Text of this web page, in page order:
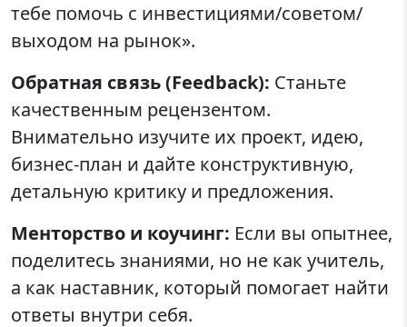
тебе помочь с инвестициями/советом/
выходом на рынок».
Обратная связь (Feedback): Станьте
качественным рецензентом.
Внимательно изучите их проект, идею,
бизнес-план и дайте конструктивную,
детальную критику и предложения.
Менторство и коучинг: Если вы опытнее,
поделитесь знаниями, но не как учитель,
а как наставник, который помогает найти
ответы внутри себя.